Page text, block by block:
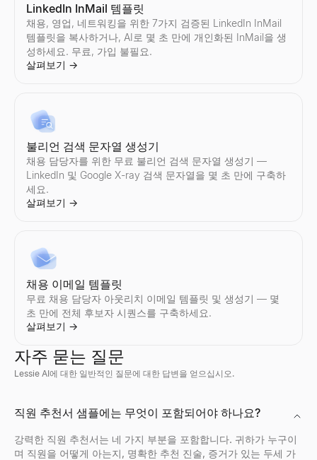
무료 콜드콜 도구
B2B 판매에 대한 맞춤형 콜드콜 스크립트를 생성합니다. 무료이
LinkedIn InMail 템플릿
채용, 영업, 네트워킹을 위한 7가지 검증된 LinkedIn InMail
템플릿을 복사하거나, AI로 몇 초 만에 개인화된 InMail을 생
성하세요. 무료, 가입 불필요.
살펴보기 →
불리언 검색 문자열 생성기
채용 담당자를 위한 무료 불리언 검색 문자열 생성기 —
LinkedIn 및 Google X-ray 검색 문자열을 몇 초 만에 구축하
세요.
살펴보기 →
채용 이메일 템플릿
무료 채용 담당자 아웃리치 이메일 템플릿 및 생성기 — 몇
초 만에 전체 후보자 시퀀스를 구축하세요.
살펴보기 →
공개 사용자 ID로 Discord 아바타, 배너, 사용자 이름, 배지를 깔
자주 묻는 질문
Lessie AI에 대한 일반적인 질문에 대한 답변을 얻으십시오.
직원 추천서 샘플에는 무엇이 포함되어야 하나요?
강력한 직원 추천서는 네 가지 부분을 포함합니다. 귀하가 누구이
며 직원을 어떻게 아는지, 명확한 추천 진술, 증거가 있는 두세 가